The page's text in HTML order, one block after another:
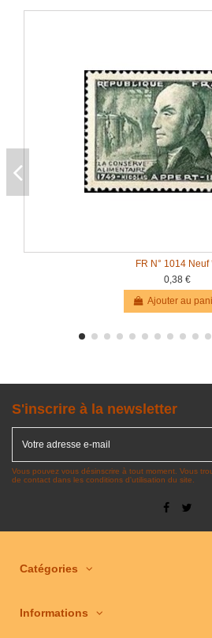
FR N° 1014 Neuf
0,38 €
Ajouter au
S'inscrire à la newsletter
Vous pouvez vous désinscrire à tout moment. Vous
de contact dans les conditions d'utilisation du site.
Catégories
Informations